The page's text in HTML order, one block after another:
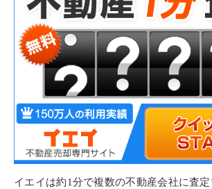
イエイは約1分で複数の不動産会社に査